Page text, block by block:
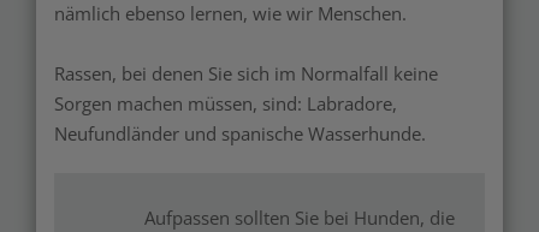
nämlich ebenso lernen, wie wir Menschen.
Rassen, bei denen Sie sich im Normalfall keine
Sorgen machen müssen, sind: Labradore,
Neufundländer und spanische Wasserhunde.
Aufpassen sollten Sie bei Hunden, die